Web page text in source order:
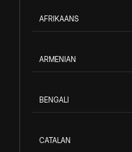
AFRIKAANS
ARMENIAN
BENGALI
CATALAN